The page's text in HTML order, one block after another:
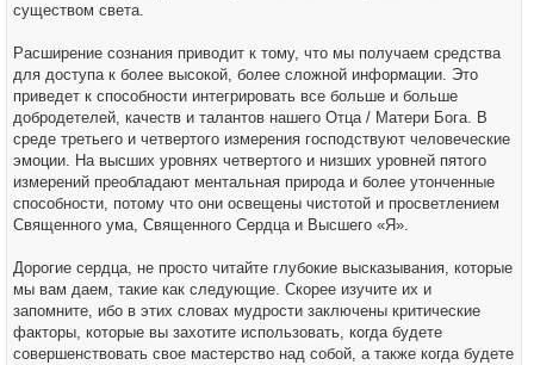
существом света.
Расширение сознания приводит к тому, что мы получаем средства
для доступа к более высокой, более сложной информации. Это
приведет к способности интегрировать все больше и больше
добродетелей, качеств и талантов нашего Отца / Матери Бога. В
среде третьего и четвертого измерения господствуют человеческие
эмоции. На высших уровнях четвертого и низших уровней пятого
измерений преобладают ментальная природа и более утонченные
способности, потому что они освещены чистотой и просветлением
Священного ума, Священного Сердца и Высшего «Я».
Дорогие сердца, не просто читайте глубокие высказывания, которые
мы вам даем, такие как следующие. Скорее изучите их и
запомните, ибо в этих словах мудрости заключены критические
факторы, которые вы захотите использовать, когда будете
совершенствовать свое мастерство над собой, а также когда будете